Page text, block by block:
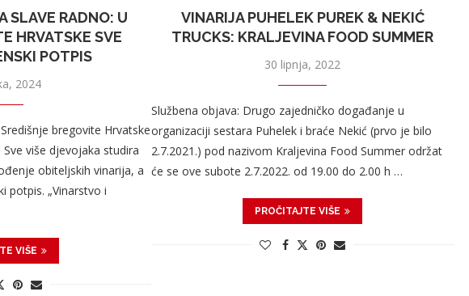
SLAVE RADNO: U
HRVATSKE SVE
POTPIS
2024
bregovite Hrvatske
više djevojaka studira
obiteljskih vinarija, a
potpis. „Vinarstvo i
VIŠE
VINARIJA PUHELEK PUREK & NEKIĆ
TRUCKS: KRALJEVINA FOOD SUMMER
30 lipnja, 2022
Službena objava: Drugo zajedničko događanje u
organizaciji sestara Puhelek i braće Nekić (prvo je bilo
2.7.2021.) pod nazivom Kraljevina Food Summer održat
će se ove subote 2.7.2022. od 19.00 do 2.00 h …
PROČITAJTE VIŠE